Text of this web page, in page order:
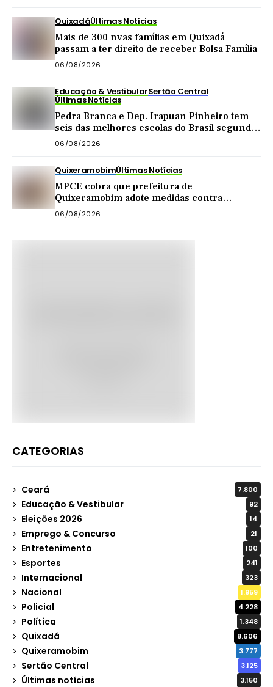
QuixadáÚltimas Notícias
Mais de 300 nvas famílias em Quixadá
passam a ter direito de receber Bolsa Família
06/08/2026
Educação & VestibularSertão Central
Últimas Notícias
Pedra Branca e Dep. Irapuan Pinheiro tem
seis das melhores escolas do Brasil segundo
MEC
06/08/2026
QuixeramobimÚltimas Notícias
MPCE cobra que prefeitura de
Quixeramobim adote medidas contra
poluição sonora em casa de forró
06/08/2026
CATEGORIAS
Ceará 7.800
Educação & Vestibular 92
Eleições 2026 14
Emprego & Concurso 21
Entretenimento 100
Esportes 241
Internacional 323
Nacional 1.959
Policial 4.228
Política 1.348
Quixadá 8.606
Quixeramobim 3.777
Sertão Central 3.125
Últimas notícias 3.150